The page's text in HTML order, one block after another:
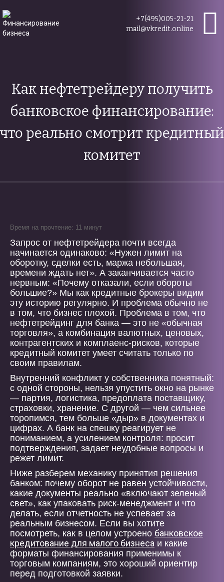
+7(495)005-21-21
mail@vkredit.online
Как нефтетрейдеру получить
банковское финансирование:
что реально смотрит кредитный
комитет
Время на прочтение: 11 минут
Запрос от нефтетрейдера почти всегда
начинается одинаково: «Нужен лимит на
оборотку, сделки есть, маржа небольшая,
времени ждать нет». А заканчивается часто
нервным: «Почему отказали, если обороты
большие?» Мы как кредитные брокеры видим
эту историю регулярно. И проблема обычно не
в том, что бизнес плохой. Проблема в том, что
нефтетрейдинг для банка — это не «обычная
торговля», а комбинация валютных, ценовых,
контрагентских и комплаенс-рисков, которые
кредитный комитет умеет считать только по
своим правилам.
Внутренний конфликт у собственника понятный:
с одной стороны, нельзя упустить окно на рынке
— партия, логистика, предоплата поставщику,
страховки, хранение. С другой — чем сильнее
торопимся, тем больше «дыр» в документах и
цифрах. А банк на спешку реагирует не
пониманием, а усилением контроля: просит
подтверждения, задает неудобные вопросы и
режет лимит.
Ниже разберем механику принятия решения
банком: почему оборот не равен устойчивости,
какие документы реально «включают зеленый
свет», как упаковать риск-менеджмент и что
делать, если отчетность не успевает за
реальным бизнесом. Если вы хотите
посмотреть, как в целом устроено банковское
кредитование для малого бизнеса и какие
форматы финансирования применимы к
торговым компаниям, это хороший ориентир
перед подготовкой заявки.